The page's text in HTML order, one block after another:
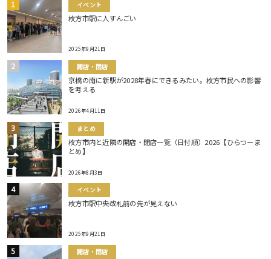
イベント
枚方市駅に人すんごい
2025年9月21日
開店・閉店
京橋の南に新駅が2028年春にできるみたい。枚方市民への影響
を考える
2026年4月11日
まとめ
枚方市内と近隣の開店・閉店一覧（日付順）2026【ひらつーま
とめ】
2026年8月3日
イベント
枚方市駅中央改札前の先が見えない
2025年9月21日
開店・閉店